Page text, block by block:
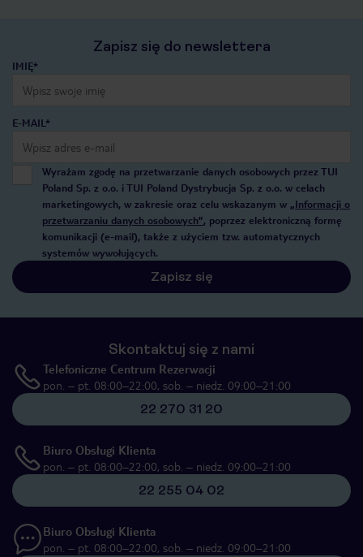
Zapisz się do newslettera
IMIĘ*
E-MAIL*
Wyrażam zgodę na przetwarzanie danych osobowych przez TUI
Poland Sp. z o.o. i TUI Poland Dystrybucja Sp. z o.o. w celach
marketingowych, w zakresie oraz celu wskazanym w „Informacji o
przetwarzaniu danych osobowych”, poprzez elektroniczną formę
komunikacji (e-mail), także z użyciem tzw. automatycznych
systemów wywołujących.
Zapisz się
Skontaktuj się z nami
Telefoniczne Centrum Rezerwacji
pon. – pt. 08:00–22:00, sob. – niedz. 09:00–21:00
22 270 31 20
Biuro Obsługi Klienta
pon. – pt. 08:00–22:00, sob. – niedz. 09:00–21:00
22 255 04 02
Biuro Obsługi Klienta
pon. – pt. 08:00–22:00, sob. – niedz. 09:00–21:00